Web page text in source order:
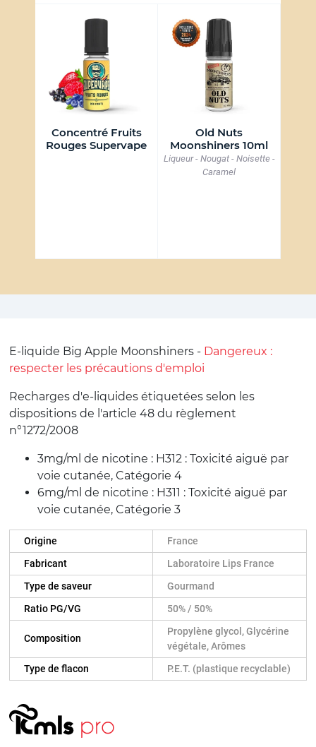
Concentré Fruits
Rouges Supervape
Old Nuts
Moonshiners 10ml
Liqueur - Nougat - Noisette -
Caramel
E-liquide Big Apple Moonshiners - Dangereux :
respecter les précautions d'emploi
Recharges d'e-liquides étiquetées selon les
dispositions de l'article 48 du règlement
n°1272/2008
3mg/ml de nicotine : H312 : Toxicité aiguë par
voie cutanée, Catégorie 4
6mg/ml de nicotine : H311 : Toxicité aiguë par
voie cutanée, Catégorie 3
Origine
France
Fabricant
Laboratoire Lips France
Type de saveur
Gourmand
Ratio PG/VG
50% / 50%
Composition
Propylène glycol, Glycérine
végétale, Arômes
Type de flacon
P.E.T. (plastique recyclable)